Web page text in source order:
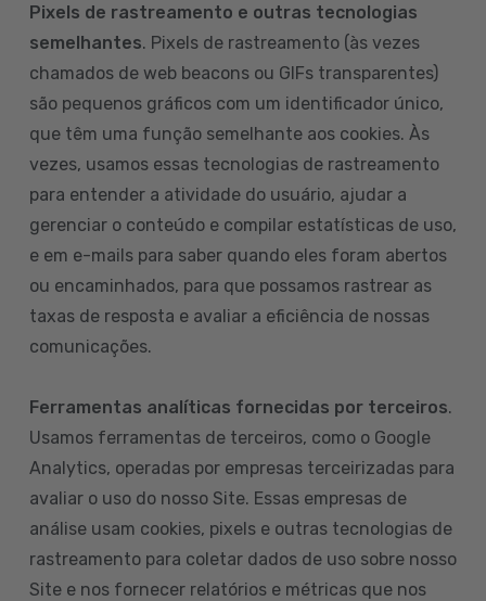
Pixels de rastreamento e outras tecnologias
semelhantes. Pixels de rastreamento (às vezes
chamados de web beacons ou GIFs transparentes)
são pequenos gráficos com um identificador único,
que têm uma função semelhante aos cookies. Às
vezes, usamos essas tecnologias de rastreamento
para entender a atividade do usuário, ajudar a
gerenciar o conteúdo e compilar estatísticas de uso,
e em e-mails para saber quando eles foram abertos
ou encaminhados, para que possamos rastrear as
taxas de resposta e avaliar a eficiência de nossas
comunicações.
Ferramentas analíticas fornecidas por terceiros.
Usamos ferramentas de terceiros, como o Google
Analytics, operadas por empresas terceirizadas para
avaliar o uso do nosso Site. Essas empresas de
análise usam cookies, pixels e outras tecnologias de
rastreamento para coletar dados de uso sobre nosso
Site e nos fornecer relatórios e métricas que nos